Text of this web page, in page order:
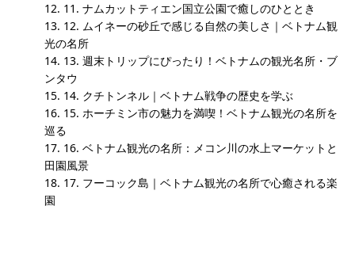
11. ナムカットティエン国立公園で癒しのひととき
12. ムイネーの砂丘で感じる自然の美しさ｜ベトナム観
光の名所
13. 週末トリップにぴったり！ベトナムの観光名所・ブ
ンタウ
14. クチトンネル｜ベトナム戦争の歴史を学ぶ
15. ホーチミン市の魅力を満喫！ベトナム観光の名所を
巡る
16. ベトナム観光の名所：メコン川の水上マーケットと
田園風景
17. フーコック島｜ベトナム観光の名所で心癒される楽
園